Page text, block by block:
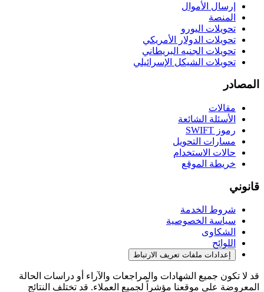
إرسال الأموال
المنصة
تحويلات اليورو
تحويلات الدولار الأمريكي
تحويلات الجنيه البريطاني
تحويلات الشيكل الإسرائيلي
المصادر
مقالات
الأسئلة الشائعة
رموز SWIFT
مسارات التحويل
حالات الاستخدام
خريطة الموقع
قانوني
شروط الخدمة
سياسة الخصوصية
الشكاوى
اللوائح
إعدادات ملفات تعريف الارتباط
قد لا تكون جميع الشهادات والمراجعات والآراء أو دراسات الحالة
المعروضة على موقعنا مؤشراً لجميع العملاء. قد تختلف النتائج